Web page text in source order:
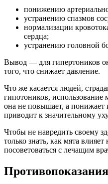
понижению
устранению спазмов
нормализации
сердца;
устранению головной
Вывод — для гипертоников
того, что снижает давление.
Что же касается людей,
гипотоников, использование
она не повышает, а понижает
приводит к значительному
Чтобы не навредить своему
только знать, как мята
посоветоваться с лечащим
Противопоказания